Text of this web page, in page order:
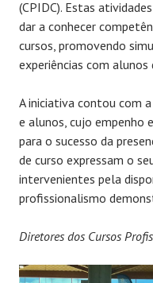
(CPIDC). Estas
dar a conhecer
cursos, promovendo
experiências com
A iniciativa contou com
e alunos, cujo empenho
para o sucesso da
de curso expressam o
intervenientes pela
profissionalismo
Diretores dos Cursos